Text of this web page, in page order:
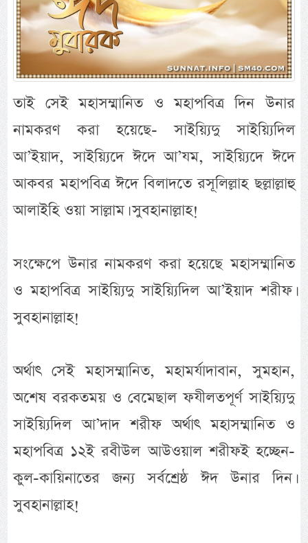
তাই সেই মহাসম্মানিত ও মহাপবিত্র দিন উনার
নামকরণ করা হয়েছে- সাইয়্যিদু সাইয়্যিদিল
আ’ইয়াদ, সাইয়্যিদে ঈদে আ’যম, সাইয়্যিদে ঈদে
আকবর মহাপবিত্র ঈদে বিলাদতে রসূলিল্লাহ ছল্লাল্লাহু
আলাইহি ওয়া সাল্লাম। সুবহানাল্লাহ!
সংক্ষেপে উনার নামকরণ করা হয়েছে মহাসম্মানিত
ও মহাপবিত্র সাইয়্যিদু সাইয়্যিদিল আ’ইয়াদ শরীফ।
সুবহানাল্লাহ!
অর্থাৎ সেই মহাসম্মানিত, মহামর্যাদাবান, সুমহান,
অশেষ বরকতময় ও বেমেছাল ফযীলতপূর্ণ সাইয়্যিদু
সাইয়্যিদিল আ’দাদ শরীফ অর্থাৎ মহাসম্মানিত ও
মহাপবিত্র ১২ই রবীউল আউওয়াল শরীফই হচ্ছেন-
কুল-কায়িনাতের জন্য সর্বশ্রেষ্ঠ ঈদ উনার দিন।
সুবহানাল্লাহ!